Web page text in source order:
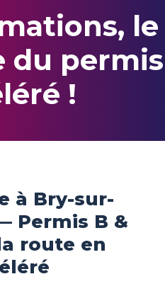
le
du permis
!
à Bry-sur-
Permis B &
route en